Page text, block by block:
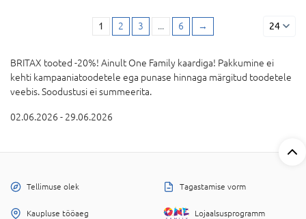
1 2 3 ... 6 → 24
BRITAX tooted -20%! Ainult One Family kaardiga! Pakkumine ei
kehti kampaaniatoodetele ega punase hinnaga märgitud toodetele
veebis. Soodustusi ei summeerita.
02.06.2026 - 29.06.2026
Tellimuse olek Tagastamise vorm
Kaupluse tööaeg Lojaalsusprogramm